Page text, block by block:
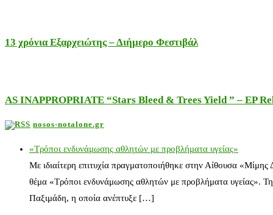
13 χρόνια Εξαρχειώτης – Διήμερο Φεστιβάλ
AS INAPPROPRIATE “Stars Bleed & Trees Yield ” – EP
nosos-notalone.gr
«Τρόποι ενδυνάμωσης αθλητών με προβλήματα υγείας»
Με ιδιαίτερη επιτυχία πραγματοποιήθηκε στην Αίθουσα
θέμα «Τρόποι ενδυνάμωσης αθλητών με προβλήματα υγείας».
Παξιμάδη, η οποία ανέπτυξε […]